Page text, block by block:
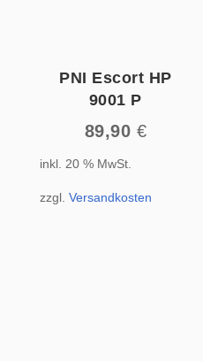
PNI Escort HP
9001 P
89,90 €
inkl. 20 % MwSt.
zzgl. Versandkosten